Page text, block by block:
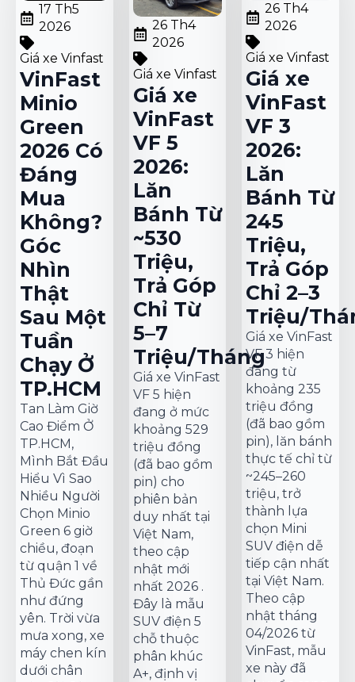
17 Th5
2026
Giá xe Vinfast
VinFast
Minio
Green
2026 Có
Đáng
Mua
Không?
Góc
Nhìn
Thật
Sau Một
Tuần
Chạy Ở
TP.HCM
Tan Làm Giờ
Cao Điểm Ở
TP.HCM,
Mình Bắt Đầu
Hiểu Vì Sao
Nhiều Người
Chọn Minio
Green 6 giờ
chiều, đoạn
từ quận 1 về
Thủ Đức gần
như đứng
yên. Trời vừa
mưa xong, xe
máy chen kín
dưới chân
26 Th4
2026
Giá xe Vinfast
Giá xe
VinFast
VF 5
2026:
Lăn
Bánh Từ
~530
Triệu,
Trả Góp
Chỉ Từ
5–7
Triệu/Tháng
Giá xe VinFast
VF 5 hiện
đang ở mức
khoảng 529
triệu đồng
(đã bao gồm
pin) cho
phiên bản
duy nhất tại
Việt Nam,
theo cập
nhật mới
nhất 2026 .
Đây là mẫu
SUV điện 5
chỗ thuộc
phân khúc
A+, định vị
26 Th4
2026
Giá xe Vinfast
Giá xe
VinFast
VF 3
2026:
Lăn
Bánh Từ
245
Triệu,
Trả Góp
Chỉ 2–3
Triệu/
Giá xe VinFast
VF 3 hiện
đang từ
khoảng 235
triệu đồng
(đã bao gồm
pin), lăn bánh
thực tế chỉ từ
~245–260
triệu, trở
thành lựa
chọn Mini
SUV điện dễ
tiếp cận nhất
tại Việt Nam.
Theo cập
nhật tháng
04/2026 từ
VinFast, mẫu
xe này đã